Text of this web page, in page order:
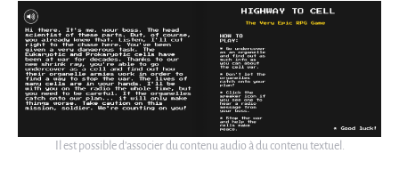
Il est possible d’associer du contenu audio à du contenu textuel.